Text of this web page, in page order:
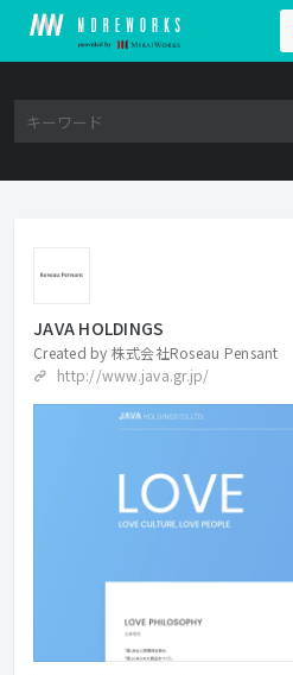
JAVA HOLDINGS
Created by 株式会社Roseau Pensant
http://www.java.gr.jp/